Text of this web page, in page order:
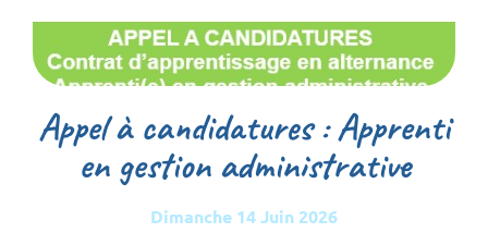
Appel à candidatures : Apprenti
en gestion administrative
Dimanche 14 Juin 2026